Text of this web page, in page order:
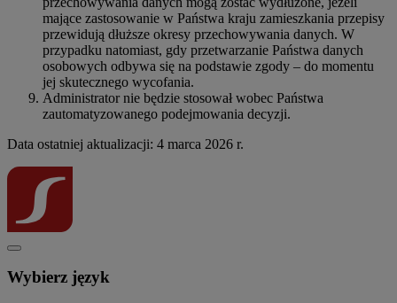
mające zastosowanie w Państwa kraju zamieszkania przepisy
przewidują dłuższe okresy przechowywania danych. W
przypadku natomiast, gdy przetwarzanie Państwa danych
osobowych odbywa się na podstawie zgody – do momentu
jej skutecznego wycofania.
Administrator nie będzie stosował wobec Państwa
zautomatyzowanego podejmowania decyzji.
Data ostatniej aktualizacji: 4 marca 2026 r.
Wybierz język